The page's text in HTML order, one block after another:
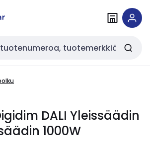
DALI Yleissäädin
1000W